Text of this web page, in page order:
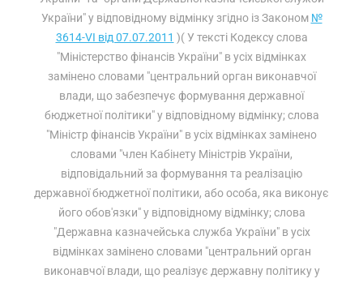
України" у відповідному відмінку згідно із Законом №
3614-VI від 07.07.2011 )( У тексті Кодексу слова
"Міністерство фінансів України" в усіх відмінках
замінено словами "центральний орган виконавчої
влади, що забезпечує формування державної
бюджетної політики" у відповідному відмінку; слова
"Міністр фінансів України" в усіх відмінках замінено
словами "член Кабінету Міністрів України,
відповідальний за формування та реалізацію
державної бюджетної політики, або особа, яка виконує
його обов'язки" у відповідному відмінку; слова
"Державна казначейська служба України" в усіх
відмінках замінено словами "центральний орган
виконавчої влади, що реалізує державну політику у